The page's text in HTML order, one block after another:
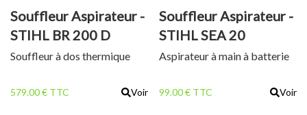
Souffleur Aspirateur -
STIHL BR 200 D
Souffleur à dos thermique
579.00 € TTC Voir
Souffleur Aspirateur -
STIHL SEA 20
Aspirateur à main à batterie
99.00 € TTC Voir